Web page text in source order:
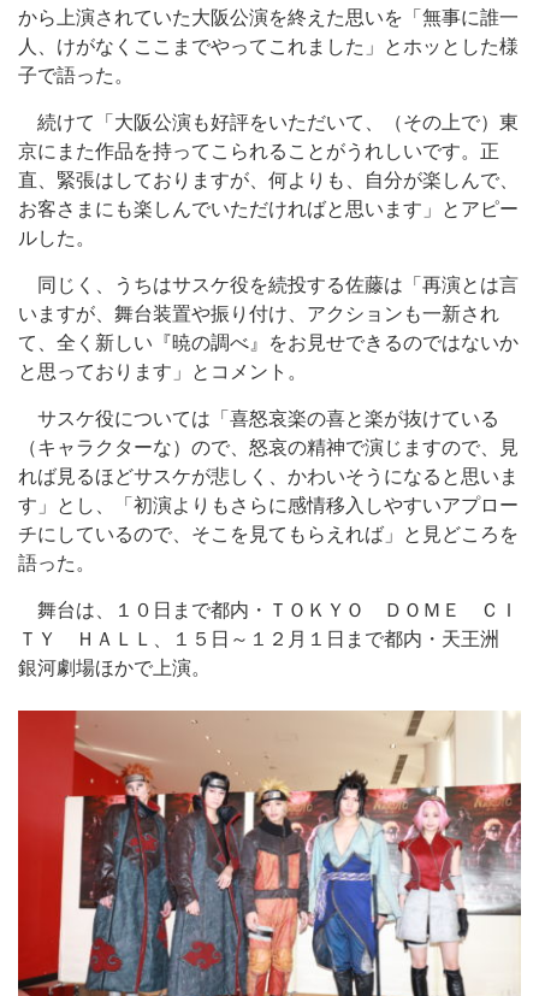
から上演されていた大阪公演を終えた思いを「無事に誰一
人、けがなくここまでやってこれました」とホッとした様
子で語った。
続けて「大阪公演も好評をいただいて、（その上で）東
京にまた作品を持ってこられることがうれしいです。正
直、緊張はしておりますが、何よりも、自分が楽しんで、
お客さまにも楽しんでいただければと思います」とアピー
ルした。
同じく、うちはサスケ役を続投する佐藤は「再演とは言
いますが、舞台装置や振り付け、アクションも一新され
て、全く新しい『暁の調べ』をお見せできるのではないか
と思っております」とコメント。
サスケ役については「喜怒哀楽の喜と楽が抜けている
（キャラクターな）ので、怒哀の精神で演じますので、見
れば見るほどサスケが悲しく、かわいそうになると思いま
す」とし、「初演よりもさらに感情移入しやすいアプロー
チにしているので、そこを見てもらえれば」と見どころを
語った。
舞台は、１０日まで都内・ＴＯＫＹＯ ＤＯＭＥ ＣＩ
ＴＹ ＨＡＬＬ、１５日～１２月１日まで都内・天王洲
銀河劇場ほかで上演。